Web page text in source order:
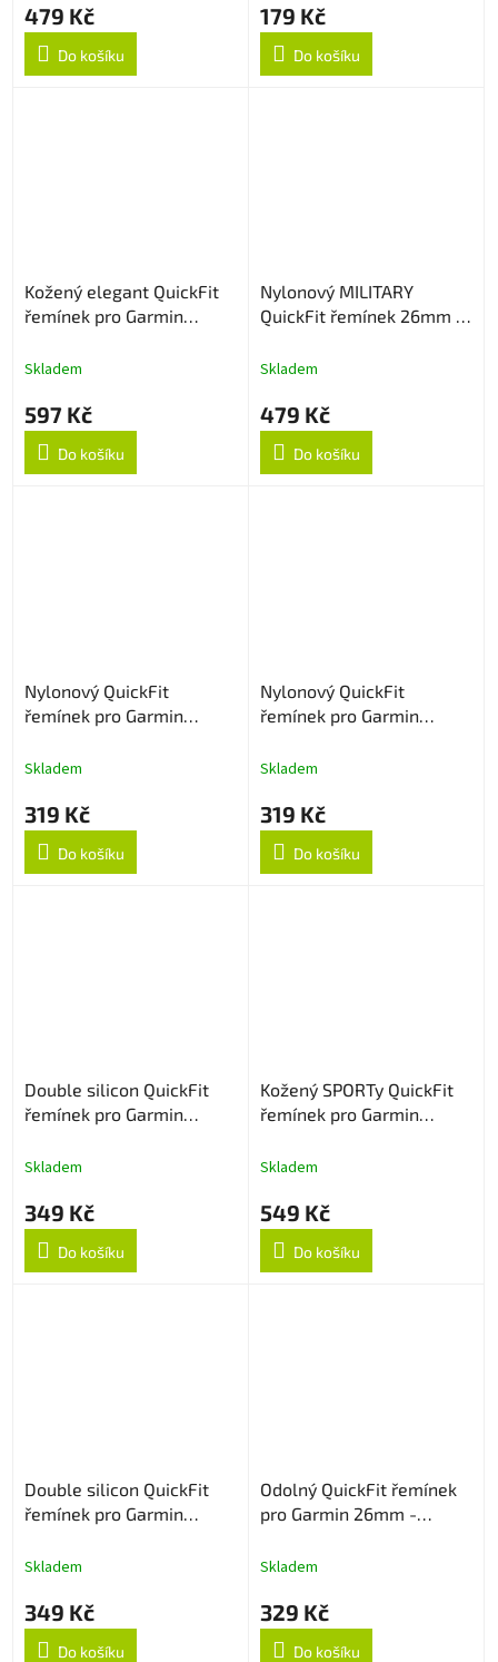
479 Kč
Do košíku
179 Kč
Do košíku
Kožený elegant QuickFit
řemínek pro Garmin
Skladem
597 Kč
Do košíku
Nylonový MILITARY
QuickFit řemínek 26mm -
Skladem
479 Kč
Do košíku
Nylonový QuickFit
řemínek pro Garmin
Skladem
319 Kč
Do košíku
Nylonový QuickFit
řemínek pro Garmin
Skladem
319 Kč
Do košíku
Double silicon QuickFit
řemínek pro Garmin
Skladem
349 Kč
Do košíku
Kožený SPORTy QuickFit
řemínek pro Garmin
Skladem
549 Kč
Do košíku
Double silicon QuickFit
řemínek pro Garmin
Skladem
349 Kč
Do košíku
Odolný QuickFit řemínek
pro Garmin 26mm -
Skladem
329 Kč
Do košíku